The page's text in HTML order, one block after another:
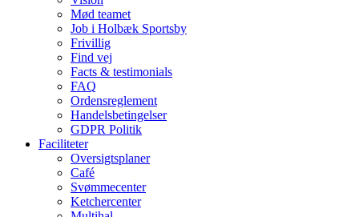
Mød teamet
Job i Holbæk Sportsby
Frivillig
Find vej
Facts & testimonials
FAQ
Ordensreglement
Handelsbetingelser
GDPR Politik
Faciliteter
Oversigtsplaner
Café
Svømmecenter
Ketchercenter